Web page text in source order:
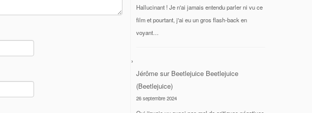
Hallucinant ! Je n'ai jamais entendu parler ni vu ce
film et pourtant, j'ai eu un gros flash-back en
voyant…
Jérôme sur Beetlejuice Beetlejuice
(Beetlejuice)
26 septembre 2024